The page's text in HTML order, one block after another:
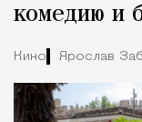
комедию и
Кино Ярослав